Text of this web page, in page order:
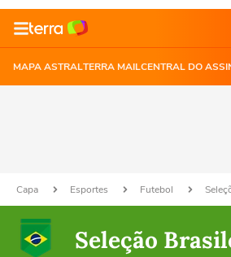
MAPA ASTRALTERRA MAILCENTRAL DO
Capa Esportes Futebol
Seleção